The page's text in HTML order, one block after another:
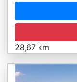
28,67 km